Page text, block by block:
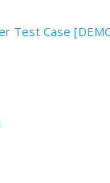
Test Case